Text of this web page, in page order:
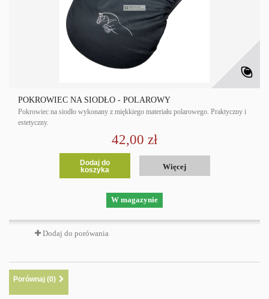
POKROWIEC NA SIODŁO - POLAROWY
Pokrowiec na siodło wykonany z miękkiego materiału polarowego. Praktyczny i
estetyczny.
42,00 zł
Dodaj do
koszyka
Więcej
W magazynie
Dodaj do porówania
Porównaj (0)